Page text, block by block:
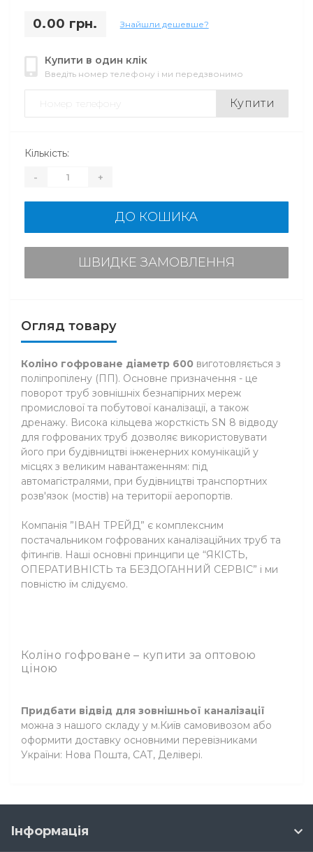
0.00 грн. Знайшли дешевше?
Купити в один клік
Введіть номер телефону і ми передзвонимо
Купити
Кількість:
- +
ДО КОШИКА
ШВИДКЕ ЗАМОВЛЕННЯ
Огляд товару
Коліно гофроване діаметр 600 виготовляється з
поліпропілену (ПП). Основне призначення - це
поворот труб зовнішніх безнапірних мереж
промислової та побутової каналізації, а також
дренажу. Висока кільцева жорсткість SN 8 відводу
для гофрованих труб дозволяє використовувати
його при будівництві інженерних комунікацій у
місцях з великим навантаженням: під
автомагістралями, при будівництві транспортних
розв'язок (мостів) на території аеропортів.
Компанія ”ІВАН ТРЕЙД” є комплексним
постачальником гофрованих каналізаційних труб та
фітингів. Наші основні принципи це “ЯКІСТЬ,
ОПЕРАТИВНІСТЬ та БЕЗДОГАННИЙ СЕРВІС” і ми
повністю їм слідуємо.
Коліно гофроване – купити за оптовою
ціною
Придбати відвід для зовнішньої каналізації
можна з нашого складу у м.Київ самовивозом або
оформити доставку основними перевізниками
України: Нова Пошта, САТ, Делівері.
Інформація